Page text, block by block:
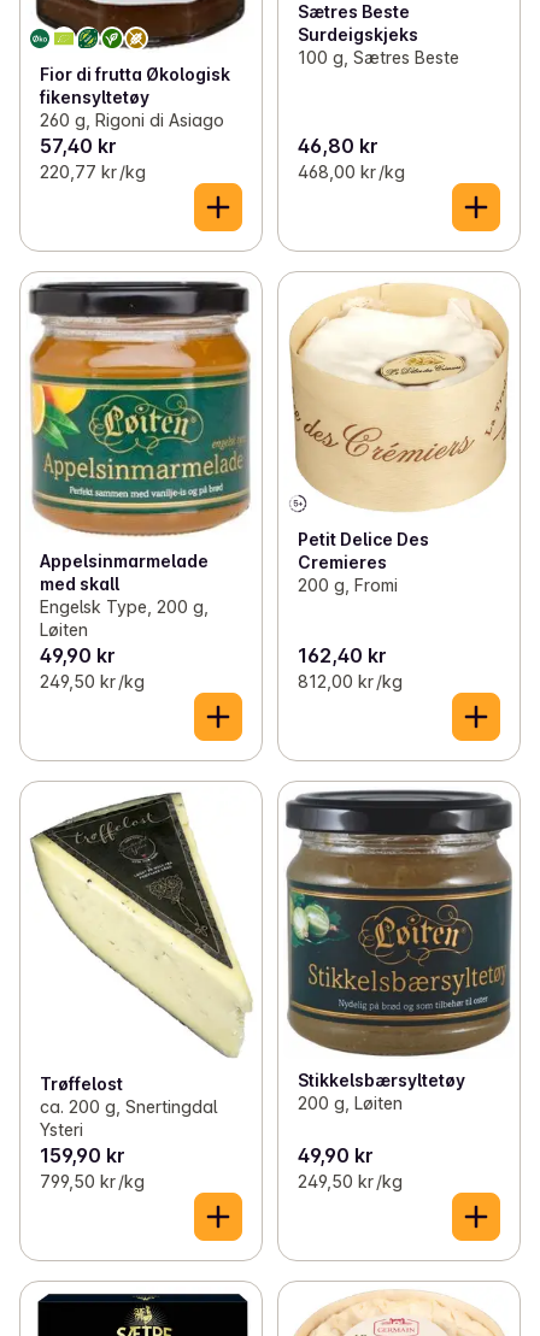
Fior di frutta Økologisk
fikensyltetøy
260 g, Rigoni di Asiago
57,40 kr
220,77 kr /kg
Sætres Beste
Surdeigskjeks
100 g, Sætres Beste
46,80 kr
468,00 kr /kg
Appelsinmarmelade
med skall
Engelsk Type, 200 g,
Løiten
49,90 kr
249,50 kr /kg
Petit Delice Des
Cremieres
200 g, Fromi
162,40 kr
812,00 kr /kg
Trøffelost
ca. 200 g, Snertingdal
Ysteri
159,90 kr
799,50 kr /kg
Stikkelsbærsyltetøy
200 g, Løiten
49,90 kr
249,50 kr /kg